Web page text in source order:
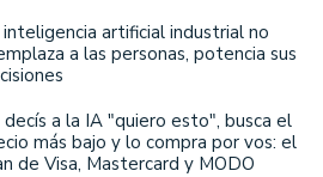
inteligencia artificial industrial no
a las personas, potencia sus
decís a la IA "quiero esto", busca el
más bajo y lo compra por vos: el
de Visa, Mastercard y MODO